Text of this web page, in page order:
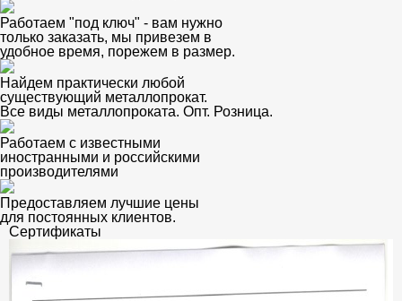
Работаем "под ключ" - вам нужно
только заказать, мы привезем в
удобное время, порежем в размер.
Найдем практически любой
существующий металлопрокат.
Все виды металлопроката. Опт. Розница.
Работаем с известными
иностранными и российскими
производителями
Предоставляем лучшие цены
для постоянных клиентов.
Сертификаты